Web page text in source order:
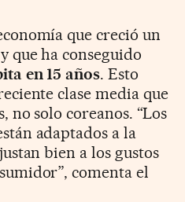
que creció un
que ha conseguido
en 15 años. Esto
clase media que
no solo coreanos. “Los
adaptados a la
bien a los gustos
comenta el